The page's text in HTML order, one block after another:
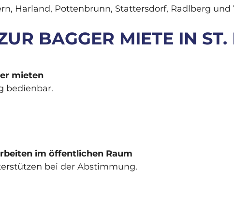
Harland, Pottenbrunn, Stattersdorf, Radlberg und
BAGGER MIETE IN ST.
mieten
bedienbar.
im öffentlichen Raum
bei der Abstimmung.